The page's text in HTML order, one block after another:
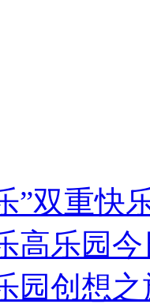
”双重快
高乐园
园创想之